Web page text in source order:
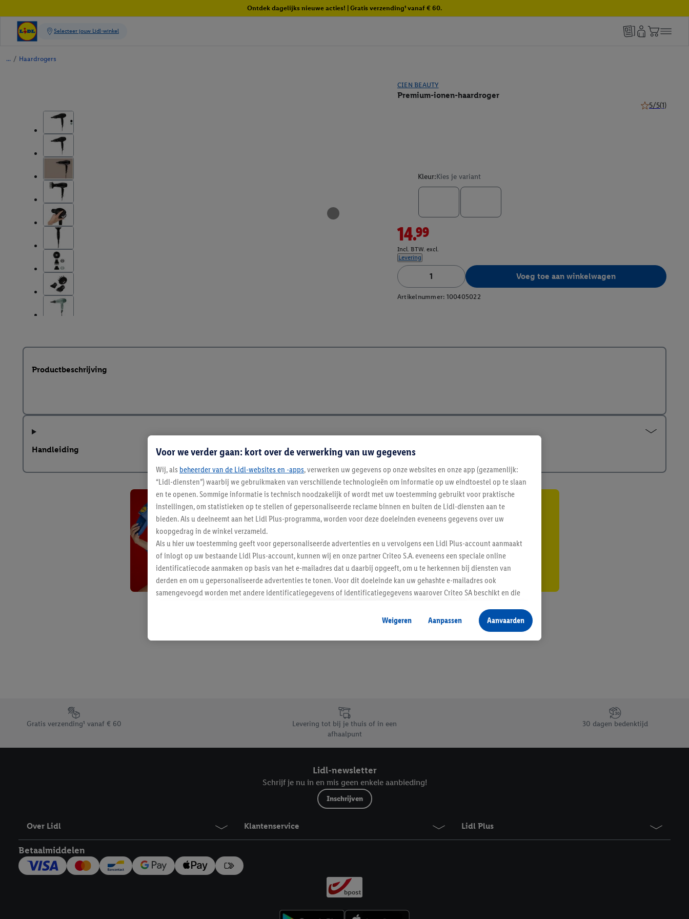
Ontdek dagelijks nieuwe acties! | Gratis verzending¹ vanaf € 60.
/ Haardrogers
CIEN BEAUTY
Premium-ionen-haardroger
5/5(1)
Kleur:Kies je variant
14.99
Incl. BTW. excl.
Levering
Voeg toe aan winkelwagen
Artikelnummer: 100405022
Productbeschrijving
Handleiding
Blijf op de hoogte
Inschrijven
Footerelement met de verschillende USPs van Lidl.be
Gratis verzending¹ vanaf € 60
Levering tot bij je thuis of in een
afhaalpunt
30 dagen bedenktijd
Lidl-newsletter
Schrijf je nu in en mis geen enkele aanbieding!
Inschrijven
Over Lidl Klantenservice Lidl Plus
Betaalmiddelen
Voor we verder gaan: kort over de verwerking van uw gegevens
Wij, als beheerder van de Lidl-websites en -apps, verwerken uw gegevens op onze websites en onze app (gezamenlijk:
“Lidl-diensten”) waarbij we gebruikmaken van verschillende technologieën om informatie op uw eindtoestel op te slaan
en te openen. Sommige informatie is technisch noodzakelijk of wordt met uw toestemming gebruikt voor praktische
instellingen, om statistieken op te stellen of gepersonaliseerde reclame binnen en buiten de Lidl-diensten aan te
bieden. Als u deelneemt aan het Lidl Plus-programma, worden voor deze doeleinden eveneens gegevens over uw
koopgedrag in de winkel verzameld.
Als u hier uw toestemming geeft voor gepersonaliseerde advertenties en u vervolgens een Lidl Plus-account aanmaakt
of inlogt op uw bestaande Lidl Plus-account, kunnen wij en onze partner Criteo S.A. eveneens een speciale online
identificatiecode aanmaken op basis van het e-mailadres dat u daarbij opgeeft, om u te herkennen bij diensten van
derden en om u gepersonaliseerde advertenties te tonen. Voor dit doeleinde kan uw gehashte e-mailadres ook
samengevoegd worden met andere identificatiegegevens of identificatiegegevens waarover Criteo SA beschikt en die
Als u hiermee akkoord gaat, kunnen advertenties in het kader van retargeting, d.w.z. advertenties voor producten waarin
u interesse hebt getoond (bijvoorbeeld door het product in de webshop aan uw winkelmandje toe te voegen, maar het
niet te kopen), ook op verschillende apparaten en verschillende Lidl-diensten worden weergegeven als er met behulp
waaronder de bewaartermijn van de gegevens en uw recht om uw toestemming te allen tijde met vooruitwerkende
privacyverklaring .Je vindt het impressum hier.
Weigeren Aanpassen Aanvaarden